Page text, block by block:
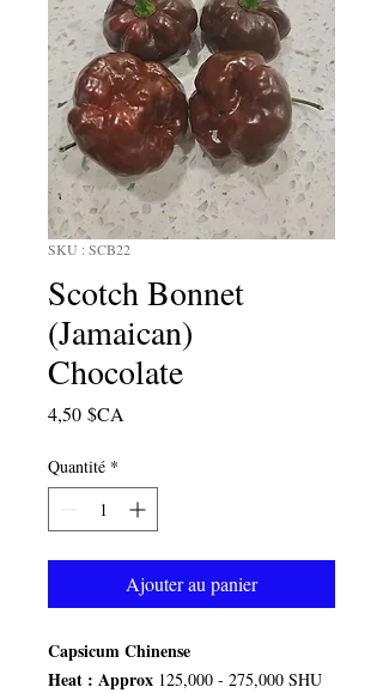
SKU : SCB22
Scotch Bonnet
(Jamaican)
Chocolate
4,50 $CA
Quantité *
Ajouter au panier
Capsicum Chinense
Heat : Approx 125,000 - 275,000 SHU